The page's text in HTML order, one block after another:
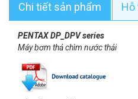
Chi tiết sản phẩm Hỗ
PENTAX DP_DPV series
Máy bơm thả chìm nước thải